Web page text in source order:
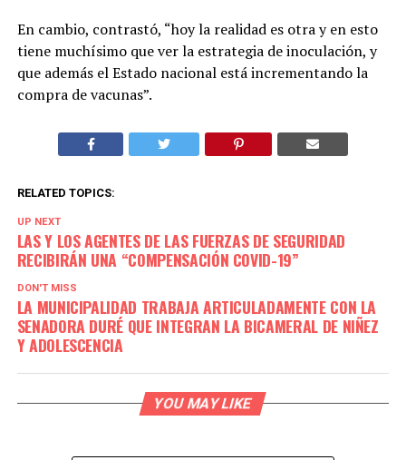
En cambio, contrastó, “hoy la realidad es otra y en esto
tiene muchísimo que ver la estrategia de inoculación, y
que además el Estado nacional está incrementando la
compra de vacunas”.
RELATED TOPICS:
UP NEXT
LAS Y LOS AGENTES DE LAS FUERZAS DE SEGURIDAD
RECIBIRÁN UNA “COMPENSACIÓN COVID-19”
DON'T MISS
LA MUNICIPALIDAD TRABAJA ARTICULADAMENTE CON LA
SENADORA DURÉ QUE INTEGRAN LA BICAMERAL DE NIÑEZ
Y ADOLESCENCIA
YOU MAY LIKE